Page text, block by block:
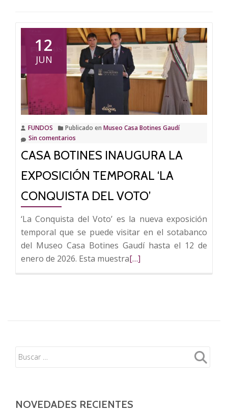
12
JUN
FUNDOS Publicado en Museo Casa Botines Gaudí
Sin comentarios
CASA BOTINES INAUGURA LA
EXPOSICIÓN TEMPORAL ‘LA
CONQUISTA DEL VOTO’
‘La Conquista del Voto’ es la nueva exposición
temporal que se puede visitar en el sotabanco
del Museo Casa Botines Gaudí hasta el 12 de
enero de 2026. Esta muestraLeer
inaugura
exposición
del
[…]
NOVEDADES RECIENTES